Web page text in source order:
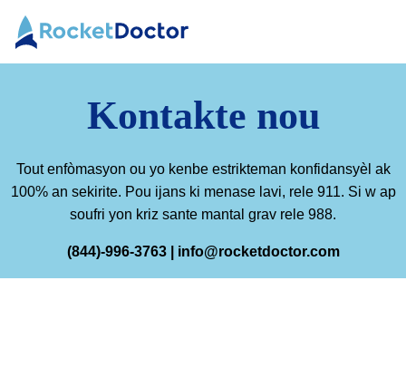
nanDoktè
fize
Kontakte nou
Tout enfòmasyon ou yo kenbe estrikteman konfidansyèl ak
100% an sekirite. Pou ijans ki menase lavi, rele 911. Si w ap
soufri yon kriz sante mantal grav rele 988.
(844)-996-3763 | info@rocketdoctor.com